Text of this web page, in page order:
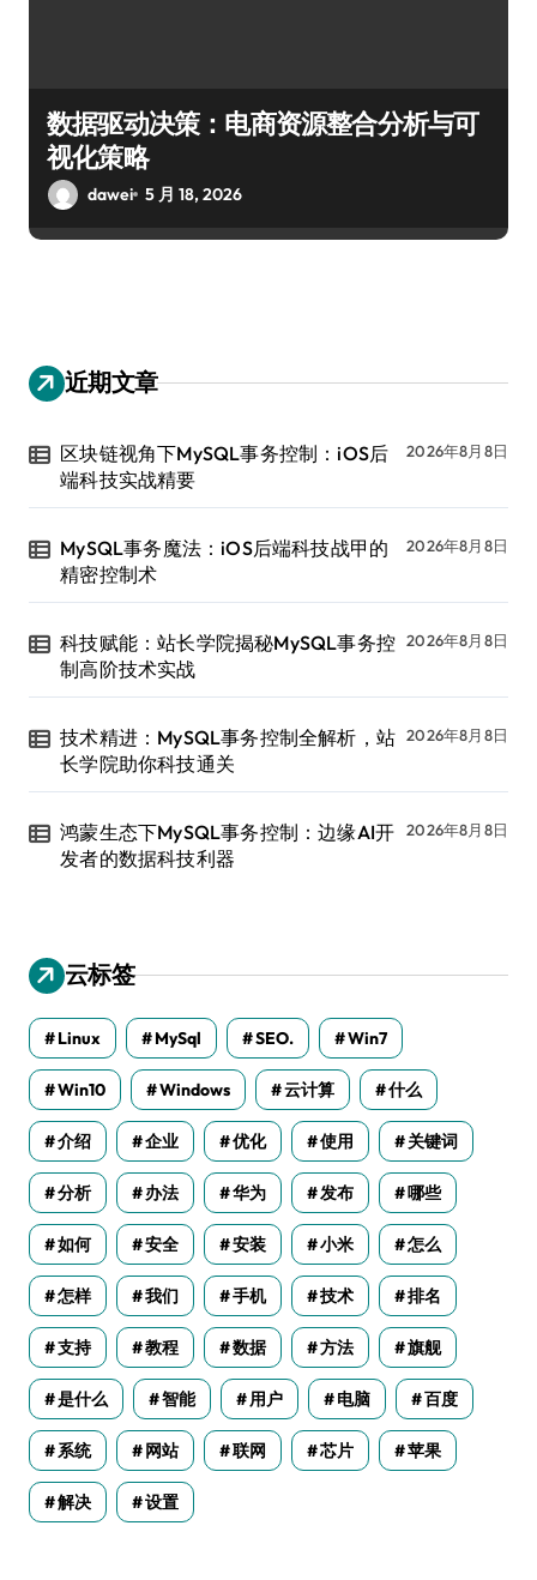
数据驱动决策：电商资源整合分析与可
视化策略
dawei 5 月 18, 2026
近期文章
区块链视角下MySQL事务控制：iOS后
端科技实战精要
2026年8月8日
MySQL事务魔法：iOS后端科技战甲的
精密控制术
2026年8月8日
科技赋能：站长学院揭秘MySQL事务控
制高阶技术实战
2026年8月8日
技术精进：MySQL事务控制全解析，站
长学院助你科技通关
2026年8月8日
鸿蒙生态下MySQL事务控制：边缘AI开
发者的数据科技利器
2026年8月8日
云标签
Linux MySql SEO. Win7
Win10 Windows 云计算 什么
介绍 企业 优化 使用 关键词
分析 办法 华为 发布 哪些
如何 安全 安装 小米 怎么
怎样 我们 手机 技术 排名
支持 教程 数据 方法 旗舰
是什么 智能 用户 电脑 百度
系统 网站 联网 芯片 苹果
解决 设置